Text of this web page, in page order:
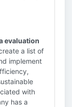
evaluation
a list of
implement
with
has a